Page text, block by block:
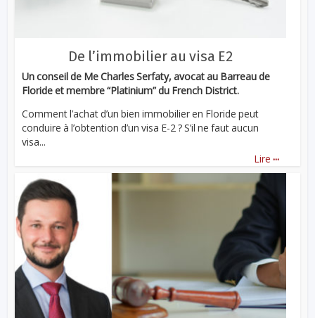
De l’immobilier au visa E2
Un conseil de Me Charles Serfaty, avocat au Barreau de
Floride et membre “Platinium” du French District.
Comment l’achat d’un bien immobilier en Floride peut
conduire à l’obtention d’un visa E-2 ? S’il ne faut aucun
visa...
Lire ...